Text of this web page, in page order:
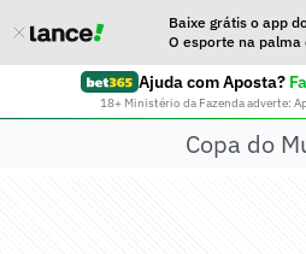
Baixe grátis o app
O esporte na palma
Ajuda com Aposta?
18+ Ministério da Fazenda adverte:
Copa do